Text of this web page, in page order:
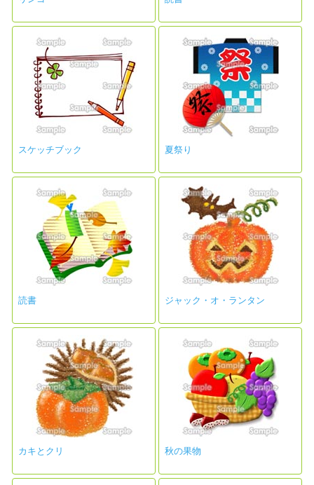
スケッチブック 夏祭り
読書 ジャック・オ・ランタン
カキとクリ 秋の果物